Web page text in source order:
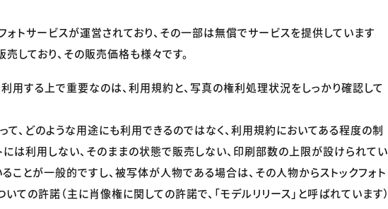
ォトサービスが運営されており、その一部は無償でサービスを提供しています
しており、その販売価格も様々です。
利用する上で重要なのは、利用規約と、写真の権利処理状況をしっかり確認して
て、どのような用途にも利用できるのではなく、利用規約においてある程度の制
には利用しない、そのままの状態で販売しない、印刷部数の上限が設けられてい
ことが一般的ですし、被写体が人物である場合は、その人物からストックフォト
ての許諾（主に肖像権に関しての許諾で、「モデルリリース」と呼ばれています）